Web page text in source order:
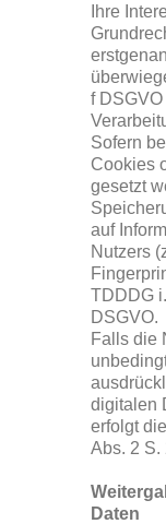
Ihre
f
Sofern
Cookies
gesetzt
auf
Nutzers
TDDDG
DSGVO.
Falls die
digitalen
erfolgt
Abs. 2 S.
Daten